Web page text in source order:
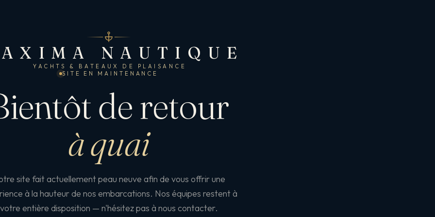
NAUTIQUE
YACHTS & BATEAUX DE PLAISANCE
SITE EN MAINTENANCE
de retour
à quai
site fait actuellement peau neuve afin de vous offrir une
à la hauteur de nos embarcations. Nos équipes restent à
votre entière disposition — n'hésitez pas à nous contacter.